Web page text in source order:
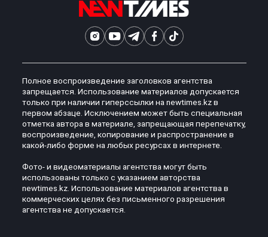
Полное воспроизведение заголовков агентства
запрещается. Использование материалов допускается
только при наличии гиперссылки на newtimes.kz в
первом абзаце. Исключением может быть специальная
отметка автора в материале, запрещающая перепечатку,
воспроизведение, копирование и распространение в
какой-либо форме на любых ресурсах в интернете.
Фото- и видеоматериалы агентства могут быть
использованы только с указанием авторства
newtimes.kz. Использование материалов агентства в
коммерческих целях без письменного разрешения
агентства не допускается.